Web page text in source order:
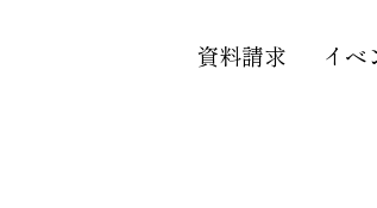
資料請求 イベ